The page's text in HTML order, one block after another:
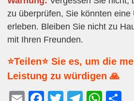
zu überprüfen, Sie könnten eine
erleben. Bleiben Sie nicht zu
mit Ihren Freunden.
⭐Teilen⭐ Sie es, um die
Leistung zu würdigen 🙏